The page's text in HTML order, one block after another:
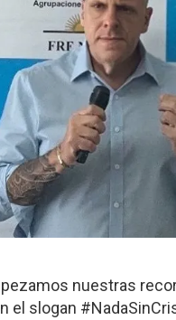
nuestras
el slogan